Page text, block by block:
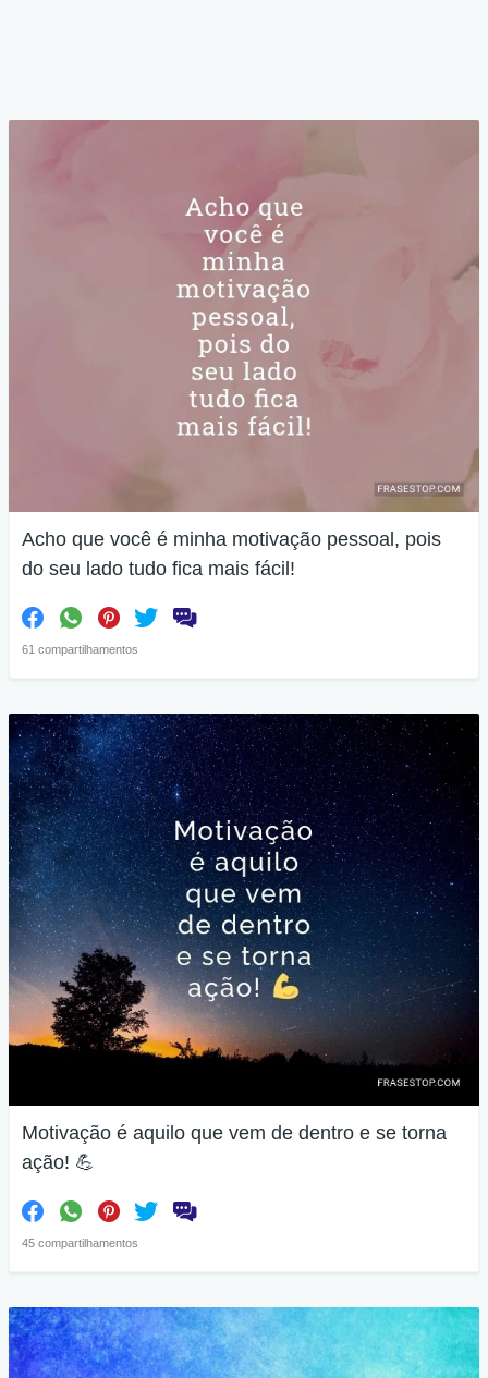
Acho que você é minha motivação pessoal, pois
do seu lado tudo fica mais fácil!
61 compartilhamentos
Motivação é aquilo que vem de dentro e se torna
ação! 💪
45 compartilhamentos